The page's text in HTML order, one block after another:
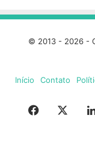
© 2013 - 2026 -
Início
Contato
Facebook